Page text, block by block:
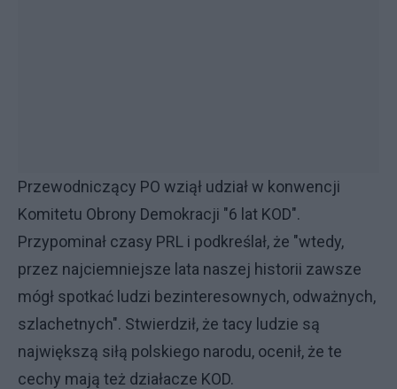
Przewodniczący PO wziął udział w konwencji
Komitetu Obrony Demokracji "6 lat KOD".
Przypominał czasy PRL i podkreślał, że "wtedy,
przez najciemniejsze lata naszej historii zawsze
mógł spotkać ludzi bezinteresownych, odważnych,
szlachetnych". Stwierdził, że tacy ludzie są
największą siłą polskiego narodu, ocenił, że te
cechy mają też działacze KOD.